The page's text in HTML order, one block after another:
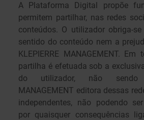
A Plataforma Digital propõe
permitem partilhar, nas redes
conteúdos. O utilizador obriga-
sentido do conteúdo nem a
KLEPIERRE MANAGEMENT.
partilha é efetuada sob a
do utilizador, não sendo
MANAGEMENT editora dessas
independentes, não podendo
por quaisquer consequências